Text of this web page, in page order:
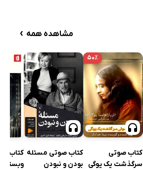
مشاهده همه ›
۵۰٪
کتاب صوتی
سرگذشت یک یوگی
کتاب صوتی مسئله
بودن و نبودن
کتاب
وبستر